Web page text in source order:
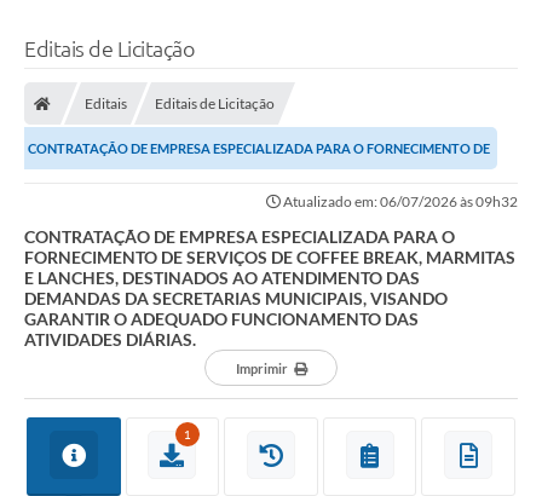
Editais de Licitação
Editais Editais de Licitação
CONTRATAÇÃO DE EMPRESA ESPECIALIZADA PARA O FORNECIMENTO DE
SERVIÇOS DE COFFEE BREAK, MARMITAS E LANCHES,...
Atualizado em: 06/07/2026 às 09h32
CONTRATAÇÃO DE EMPRESA ESPECIALIZADA PARA O
FORNECIMENTO DE SERVIÇOS DE COFFEE BREAK, MARMITAS
E LANCHES, DESTINADOS AO ATENDIMENTO DAS
DEMANDAS DA SECRETARIAS MUNICIPAIS, VISANDO
GARANTIR O ADEQUADO FUNCIONAMENTO DAS
ATIVIDADES DIÁRIAS.
Imprimir
1